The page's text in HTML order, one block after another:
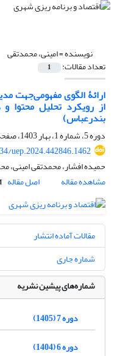
نویسنده =امینی، محمد‌تقی
تعداد مقالات: 1
ارائۀ الگوی مفهومی‌جهت
از رویکرد تحلیل محتوا
بندرعباس)
دوره 5، شماره 1، بهار 1403، صفحه
uep.2024.442846.1462
حمیده افشار، محمد‌تقی امینی،
مشاهده مقاله
اصل مقاله
مقالات آماده انتشار
شماره جاری
شماره‌های پیشین نشریه
دوره 7 (1405)
دوره 6 (1404)